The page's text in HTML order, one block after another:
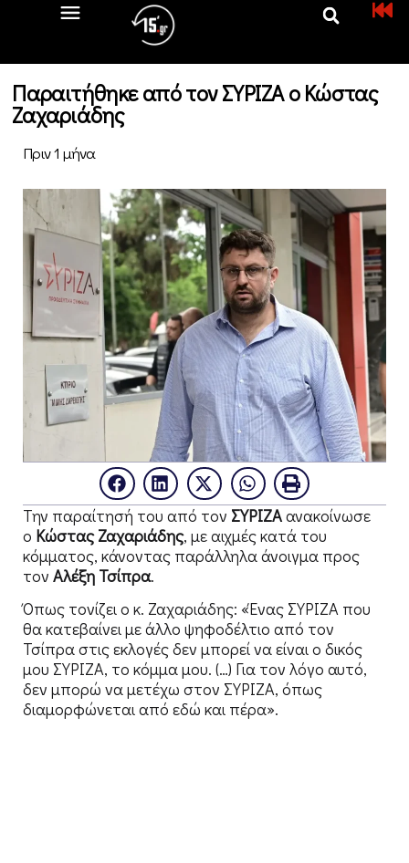
Παραιτήθηκε από τον ΣΥΡΙΖΑ ο Κώστας
Ζαχαριάδης
Πριν 1 μήνα
Την παραίτησή του από τον ΣΥΡΙΖΑανακοίνωσε
ο Κώστας Ζαχαριάδης, με αιχμές κατά του
κόμματος, κάνοντας παράλληλα άνοιγμα προς
τον Αλέξη Τσίπρα.
Όπως τονίζει ο κ. Ζαχαριάδης: «Ένας ΣΥΡΙΖΑ που
θα κατεβαίνει με άλλο ψηφοδέλτιο από τον
Τσίπρα στις εκλογές δεν μπορεί να είναι ο δικός
μου ΣΥΡΙΖΑ, το κόμμα μου. (…) Για τον λόγο αυτό,
δεν μπορώ να μετέχω στον ΣΥΡΙΖΑ, όπως
διαμορφώνεται από εδώ και πέρα».